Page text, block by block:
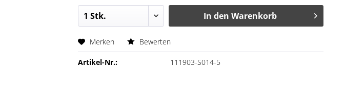
In den Warenkorb
Merken Bewerten
Artikel-Nr.: 111903-S014-5